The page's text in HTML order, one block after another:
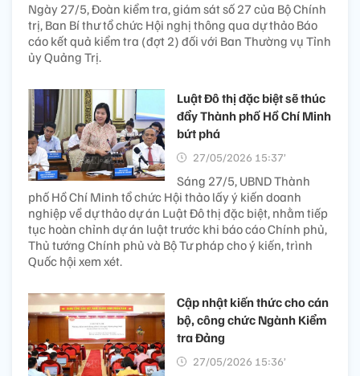
Ngày 27/5, Đoàn kiểm tra, giám sát số 27 của Bộ Chính
trị, Ban Bí thư tổ chức Hội nghị thông qua dự thảo Báo
cáo kết quả kiểm tra (đợt 2) đối với Ban Thường vụ Tỉnh
ủy Quảng Trị.
Luật Đô thị đặc biệt sẽ thúc
đẩy Thành phố Hồ Chí Minh
bứt phá
27/05/2026 15:37’
Sáng 27/5, UBND Thành
phố Hồ Chí Minh tổ chức Hội thảo lấy ý kiến doanh
nghiệp về dự thảo dự án Luật Đô thị đặc biệt, nhằm tiếp
tục hoàn chỉnh dự án luật trước khi báo cáo Chính phủ,
Thủ tướng Chính phủ và Bộ Tư pháp cho ý kiến, trình
Quốc hội xem xét.
Cập nhật kiến thức cho cán
bộ, công chức Ngành Kiểm
tra Đảng
27/05/2026 15:36’